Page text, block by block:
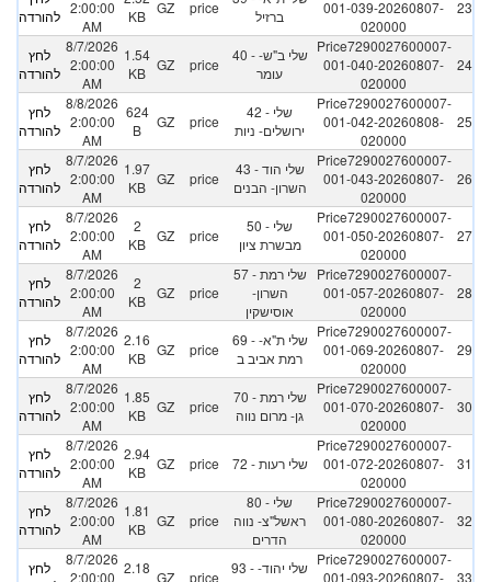
להורדה 2:00:00
AM
KB GZ price
ברזיל
001-039-20260807-
020000
23
לחץ
להורדה
8/7/2026
2:00:00
AM
1.54
KB GZ price
40 - שלי ב"ש-
עומר
Price7290027600007-
001-040-20260807-
020000
24
לחץ
להורדה
8/8/2026
2:00:00
AM
624
B
GZ price
42 - שלי
ירושלים- ניות
Price7290027600007-
001-042-20260808-
020000
25
לחץ
להורדה
8/7/2026
2:00:00
AM
1.97
KB GZ price
43 - שלי הוד
השרון- הבנים
Price7290027600007-
001-043-20260807-
020000
26
לחץ
להורדה
8/7/2026
2:00:00
AM
2
KB GZ price
50 - שלי
מבשרת ציון
Price7290027600007-
001-050-20260807-
020000
27
לחץ
להורדה
8/7/2026
2:00:00
AM
2
KB GZ price
57 - שלי רמת
השרון-
אוסישקין
Price7290027600007-
001-057-20260807-
020000
28
לחץ
להורדה
8/7/2026
2:00:00
AM
2.16
KB GZ price
69 - שלי ת"א-
רמת אביב ב
Price7290027600007-
001-069-20260807-
020000
29
לחץ
להורדה
8/7/2026
2:00:00
AM
1.85
KB GZ price
70 - שלי רמת
גן- מרום נווה
Price7290027600007-
001-070-20260807-
020000
30
לחץ
להורדה
8/7/2026
2:00:00
AM
2.94
KB GZ price 72 - שלי רעות
Price7290027600007-
001-072-20260807-
020000
31
לחץ
להורדה
8/7/2026
2:00:00
AM
1.81
KB GZ price
80 - שלי
ראשל"צ- נווה
הדרים
Price7290027600007-
001-080-20260807-
020000
32
לחץ
8/7/2026
2:00:00
2.18
GZ price
93 - שלי יהוד-
Price7290027600007-
001-093-20260807-
33